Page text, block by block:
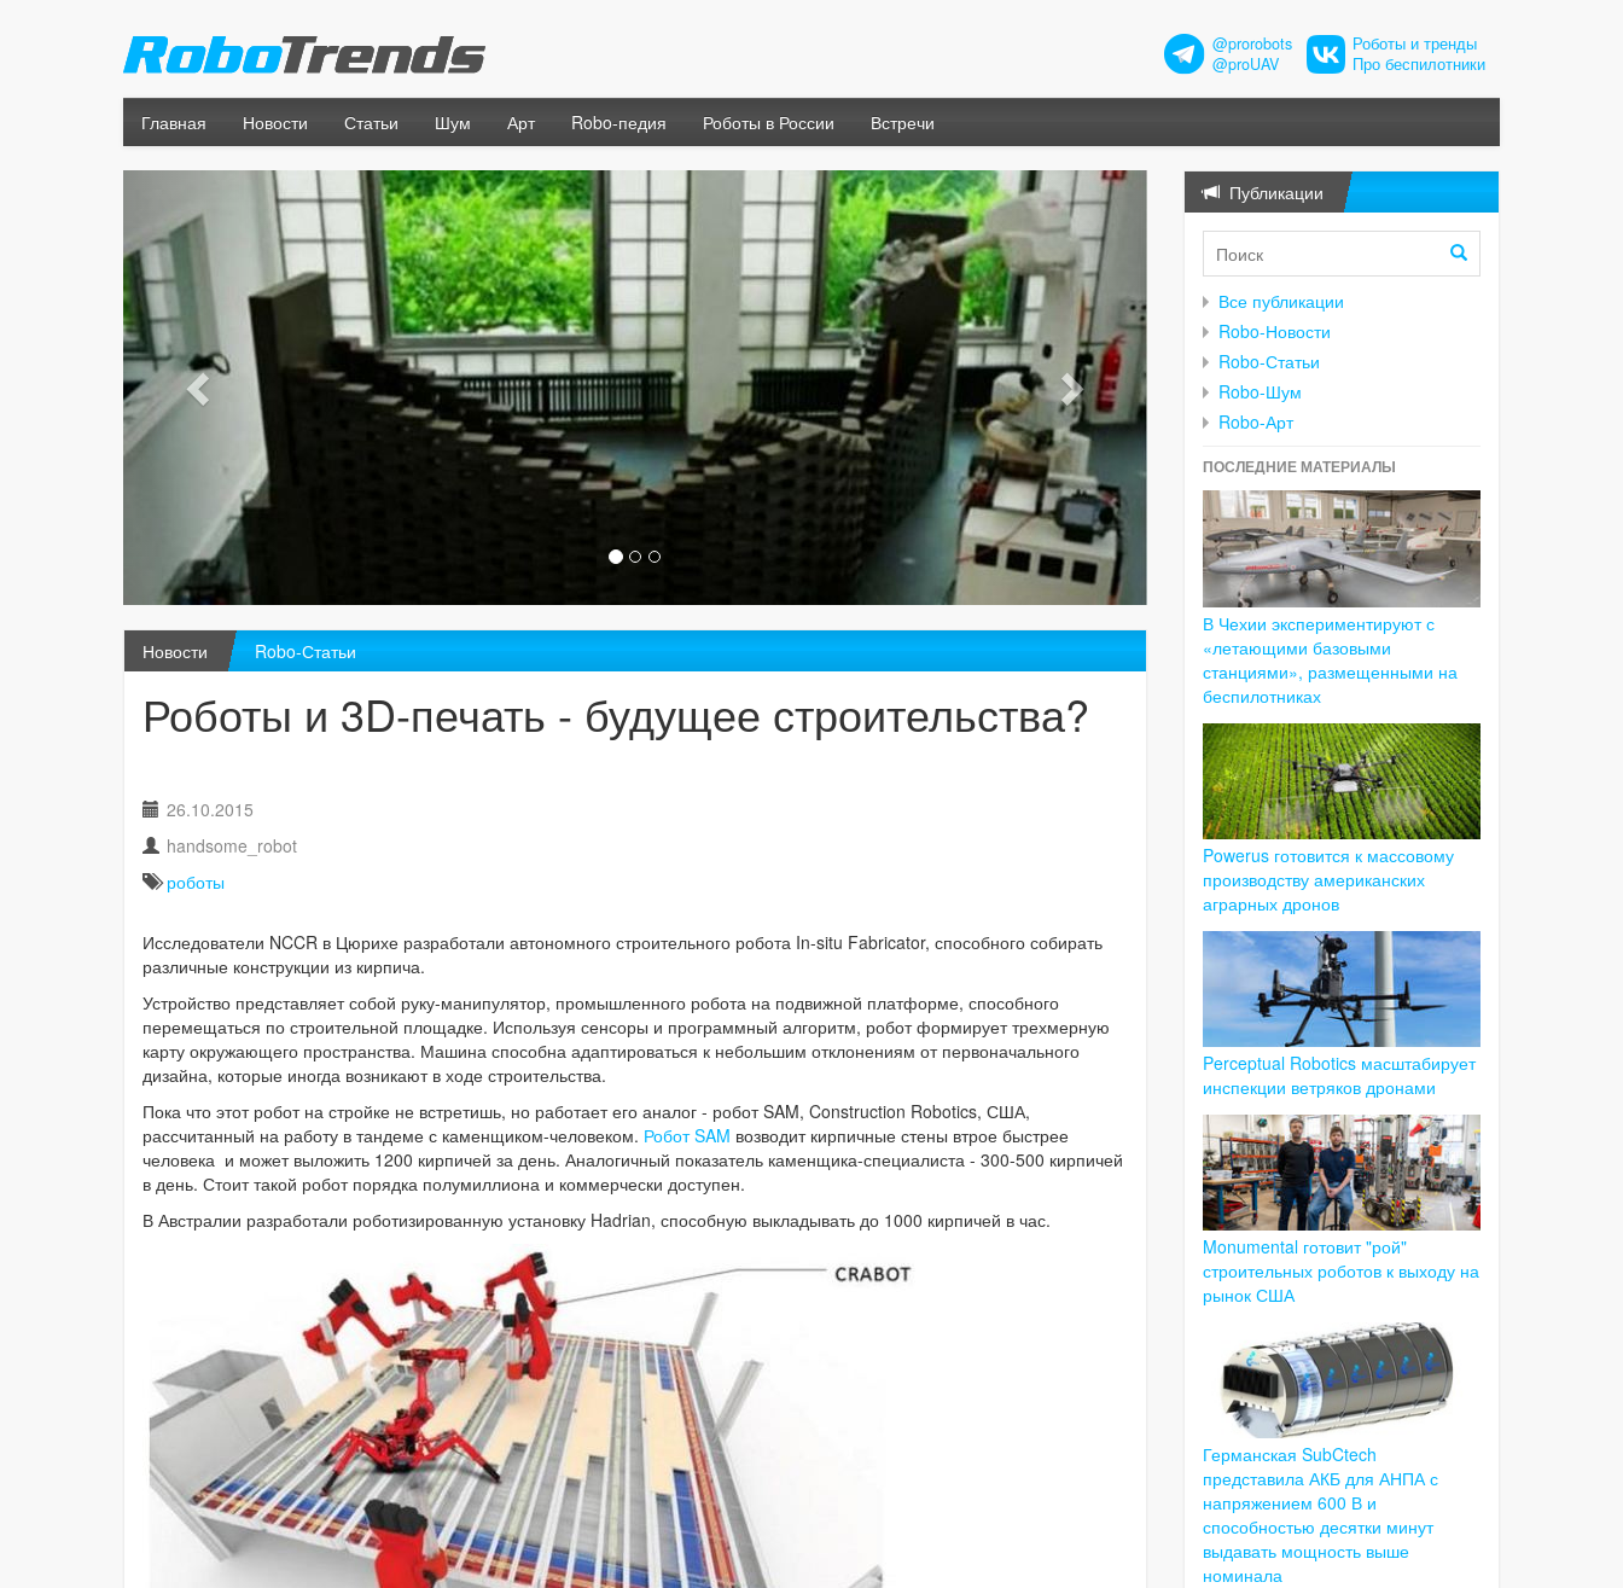
@prorobots
@proUAV
Роботы и тренды
Про беспилотники
Главная Новости Статьи Шум Арт Robo-педия Роботы в России Встречи
Новости Robo-Статьи
Роботы и 3D-печать - будущее строительства?
26.10.2015
handsome_robot
роботы
Исследователи NCCR в Цюрихе разработали автономного строительного робота In-situ Fabricator, способного собирать
различные конструкции из кирпича.
Устройство представляет собой руку-манипулятор, промышленного робота на подвижной платформе, способного
перемещаться по строительной площадке. Используя сенсоры и программный алгоритм, робот формирует трехмерную
карту окружающего пространства. Машина способна адаптироваться к небольшим отклонениям от первоначального
дизайна, которые иногда возникают в ходе строительства.
Пока что этот робот на стройке не встретишь, но работает его аналог - робот SAM, Construction Robotics, США,
рассчитанный на работу в тандеме с каменщиком-человеком. Робот SAM возводит кирпичные стены втрое быстрее
человека и может выложить 1200 кирпичей за день. Аналогичный показатель каменщика-специалиста - 300-500 кирпичей
в день. Стоит такой робот порядка полумиллиона и коммерчески доступен.
В Австралии разработали роботизированную установку Hadrian, способную выкладывать до 1000 кирпичей в час.
Публикации
Все публикации
Robo-Новости
Robo-Статьи
Robo-Шум
Robo-Арт
ПОСЛЕДНИЕ МАТЕРИАЛЫ
В Чехии экспериментируют с
«летающими базовыми
станциями», размещенными на
беспилотниках
Powerus готовится к массовому
производству американских
аграрных дронов
Perceptual Robotics масштабирует
инспекции ветряков дронами
Monumental готовит "рой"
строительных роботов к выходу на
рынок США
Германская SubCtech
представила АКБ для АНПА с
напряжением 600 В и
способностью десятки минут
выдавать мощность выше
номинала